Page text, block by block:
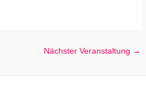
Nächster Veranstaltung →